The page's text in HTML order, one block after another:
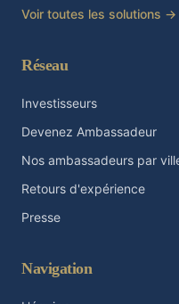
Voir toutes les solutions →
Réseau
Investisseurs
Devenez Ambassadeur
Nos ambassadeurs par
Retours d'expérience
Presse
Navigation